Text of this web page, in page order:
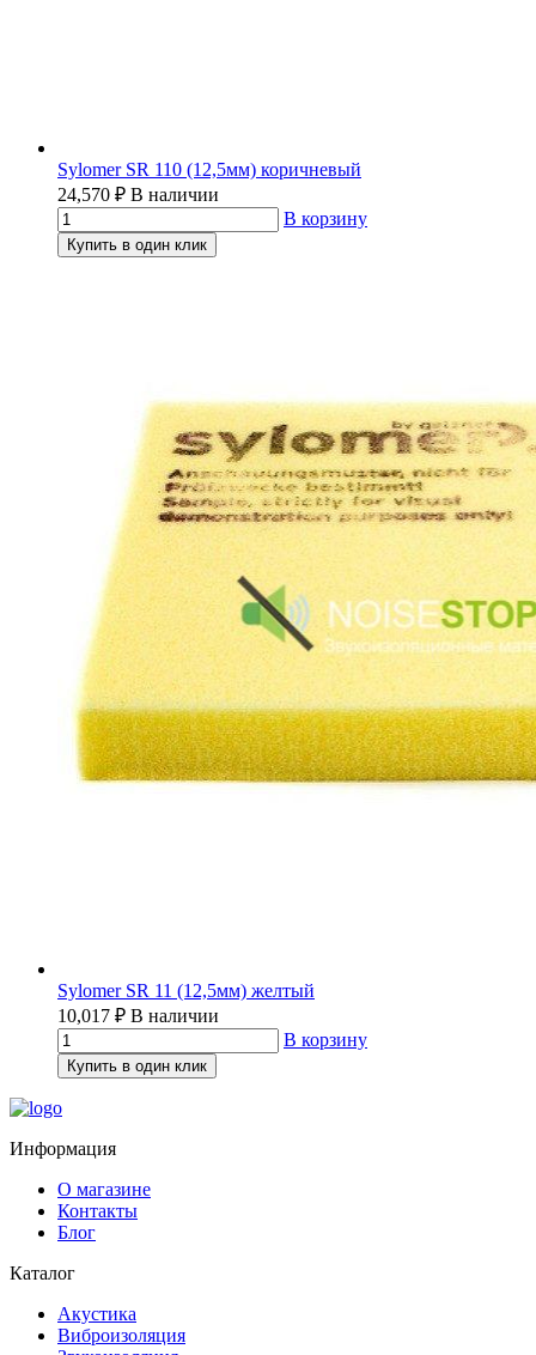
Sylomer SR 110 (12,5мм) коричневый
24,570 ₽ В наличии
В корзину
Купить в один клик
Sylomer SR 11 (12,5мм) желтый
10,017 ₽ В наличии
В корзину
Купить в один клик
Информация
О магазине
Контакты
Блог
Каталог
Акустика
Виброизоляция